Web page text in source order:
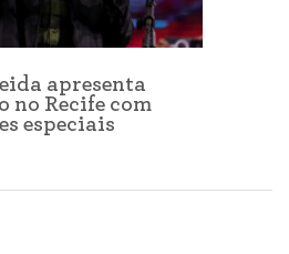
apresenta
no Recife com
especiais